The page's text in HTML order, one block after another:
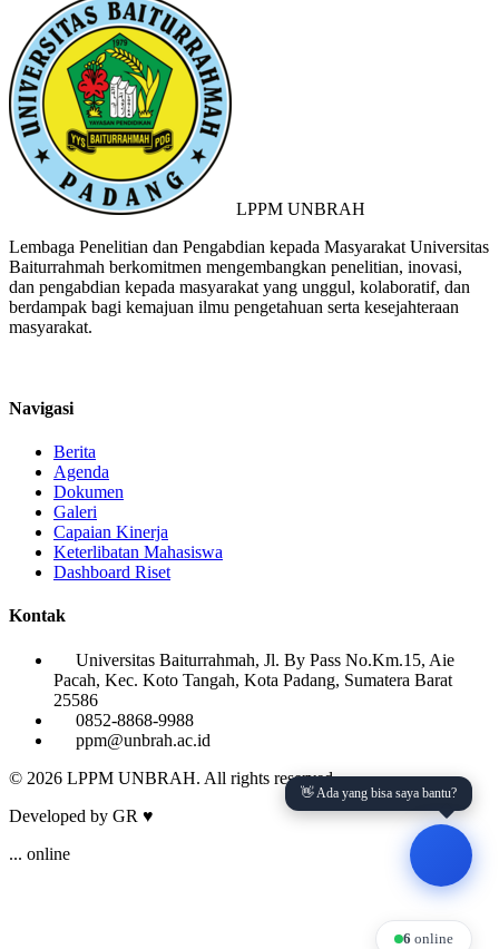
LPPM UNBRAH
Lembaga Penelitian dan Pengabdian kepada Masyarakat Universitas
Baiturrahmah berkomitmen mengembangkan penelitian, inovasi,
dan pengabdian kepada masyarakat yang unggul, kolaboratif, dan
berdampak bagi kemajuan ilmu pengetahuan serta kesejahteraan
masyarakat.
Navigasi
Berita
Agenda
Dokumen
Galeri
Capaian Kinerja
Keterlibatan Mahasiswa
Dashboard Riset
Kontak
Universitas Baiturrahmah, Jl. By Pass No.Km.15, Aie
Pacah, Kec. Koto Tangah, Kota Padang, Sumatera Barat
25586
0852-8868-9988
ppm@unbrah.ac.id
© 2026 LPPM UNBRAH. All rights reserved.
Developed by GR ♥
6 online
... online
👋 Ada yang bisa saya bantu?